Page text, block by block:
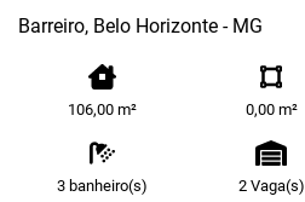
Barreiro, Belo Horizonte - MG
106,00 m² 0,00 m²
3 banheiro(s) 2 Vaga(s)